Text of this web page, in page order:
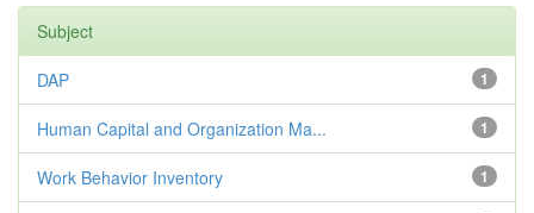
Subject
1
DAP
1
Human Capital and Organization Ma...
1
Work Behavior Inventory